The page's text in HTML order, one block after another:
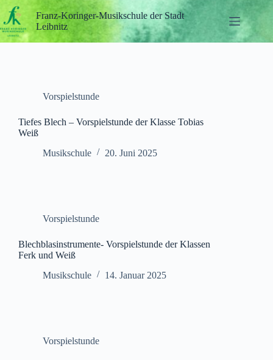
Zum
Inhalt
springen
Franz-Koringer-Musikschule der Stadt
Leibnitz
Vorspielstunde
Tiefes Blech – Vorspielstunde der Klasse Tobias
Weiß
Musikschule
20. Juni 2025
Vorspielstunde
Blechblasinstrumente- Vorspielstunde der Klassen
Ferk und Weiß
Musikschule
14. Januar 2025
Vorspielstunde